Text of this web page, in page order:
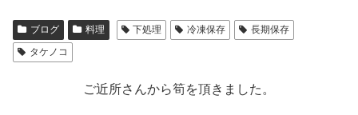
ブログ 料理 下処理 冷凍保存
長期保存
タケノコ
ご近所さんから筍を頂きました。